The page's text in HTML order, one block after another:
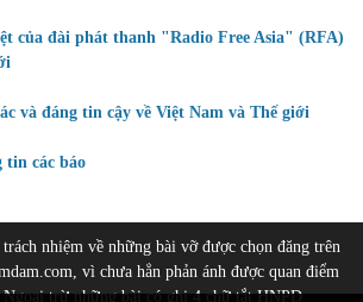
của đài phát thanh "Radio Free Asia" (RFA)
và đáng tin cậy về Việt Nam và Thế giới
tin các báo
nhiệm về những bài vỡ được chọn đăng trên
vì chưa hẳn phản ánh được quan điểm
trừ những bài có ghi 4 chữ tắt HNPD